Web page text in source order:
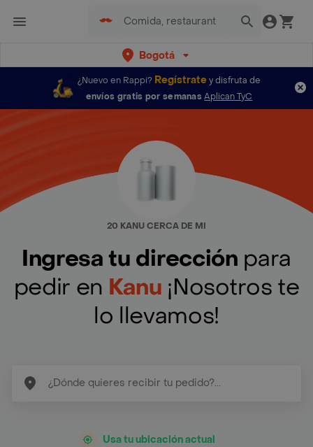
Bogotá
¿Nuevo en Rappi? Regístratey disfruta de
envíos gratis por semanas Aplican TyC
20 KANU CERCA DE MI
Ingresa tu dirección para
pedir en Kanu ¡Nosotros te
lo llevamos!
Usa tu ubicación actual